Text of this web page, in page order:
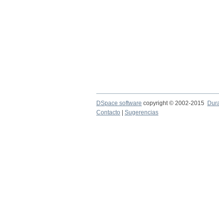
DSpace software copyright © 2002-2015
Contacto
Sugerencias